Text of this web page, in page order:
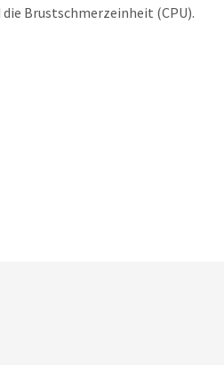
Brustschmerzeinheit (CPU).